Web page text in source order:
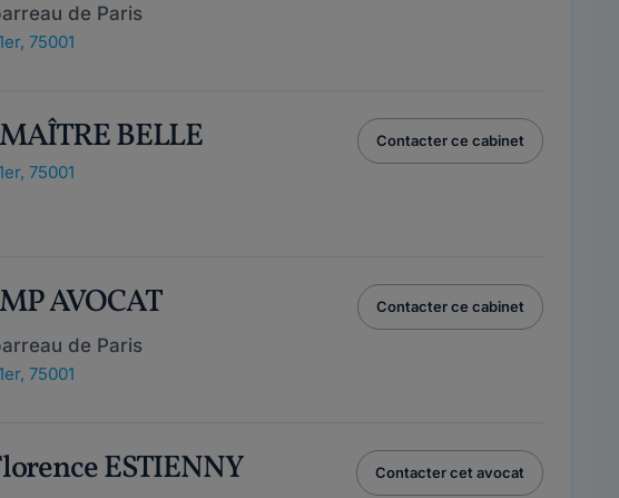
de Paris
75001
BELLE
75001
Contacter ce cabinet
AVOCAT
de Paris
75001
Contacter ce cabinet
ESTIENNY Contacter cet avocat